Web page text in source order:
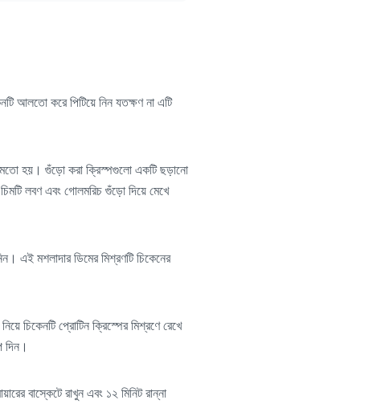
আলতো করে পিটিয়ে নিন যতক্ষণ না এটি
মতো হয়। গুঁড়ো করা ক্রিস্পগুলো একটি ছড়ানো
লবণ এবং গোলমরিচ গুঁড়ো দিয়ে মেখে
এই মশলাদার ডিমের মিশ্রণটি চিকেনের
চিকেনটি প্রোটিন ক্রিস্পের মিশ্রণে রেখে
বাস্কেটে রাখুন এবং ১২ মিনিট রান্না